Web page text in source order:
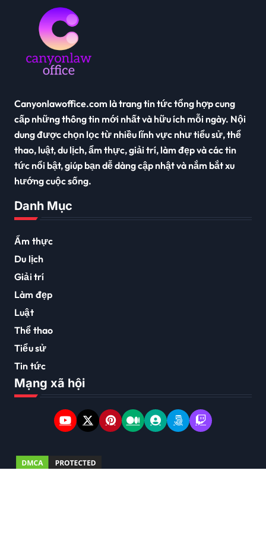
Canyonlawoffice.com là trang tin tức tổng hợp cung
cấp những thông tin mới nhất và hữu ích mỗi ngày. Nội
dung được chọn lọc từ nhiều lĩnh vực như tiểu sử, thể
thao, luật, du lịch, ẩm thực, giải trí, làm đẹp và các tin
tức nổi bật, giúp bạn dễ dàng cập nhật và nắm bắt xu
hướng cuộc sống.
Danh Mục
Ẩm thực
Du lịch
Giải trí
Làm đẹp
Luật
Thể thao
Tiểu sử
Tin tức
Mạng xã hội